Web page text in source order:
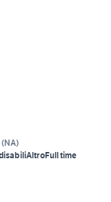
(NA)
AltroFull time